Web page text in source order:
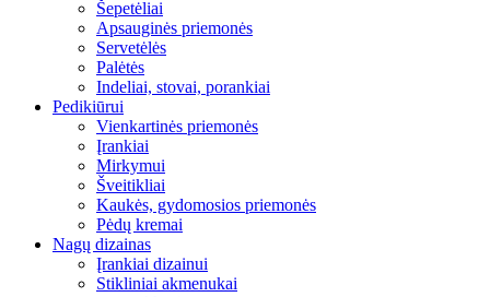
Šepetėliai
Apsauginės priemonės
Servetėlės
Palėtės
Indeliai, stovai, porankiai
Pedikiūrui
Vienkartinės priemonės
Įrankiai
Mirkymui
Šveitikliai
Kaukės, gydomosios priemonės
Pėdų kremai
Nagų dizainas
Įrankiai dizainui
Stikliniai akmenukai